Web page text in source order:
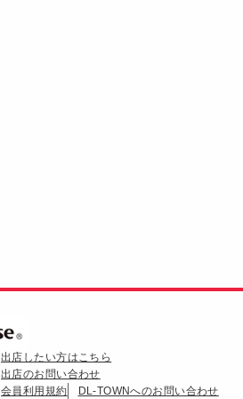
出店したい方はこちら
出店のお問い合わせ
会員利用規約 DL-TOWNへのお問い合わせ